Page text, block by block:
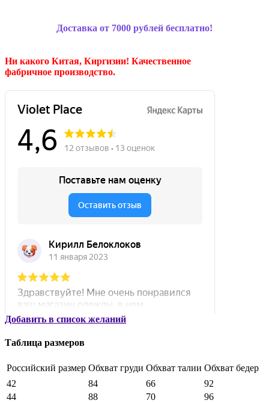
Доставка от 7000 рублей бесплатно!
Ни какого Китая, Киргизии! Качественное
фабричное производство.
Добавить в список желаний
Таблица размеров
Российский размер Обхват груди Обхват талии Обхват бедер
42
84 66
92
44
88 70
96